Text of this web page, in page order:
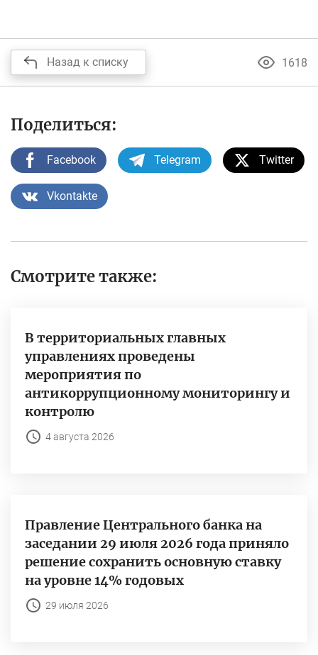
Назад к списку 1618
Поделиться:
Facebook Telegram Twitter
Vkontakte
Смотрите также:
В территориальных главных
управлениях проведены
мероприятия по
антикоррупционному мониторингу и
контролю
4 августа 2026
Правление Центрального банка на
заседании 29 июля 2026 года приняло
решение сохранить основную ставку
на уровне 14% годовых
29 июля 2026